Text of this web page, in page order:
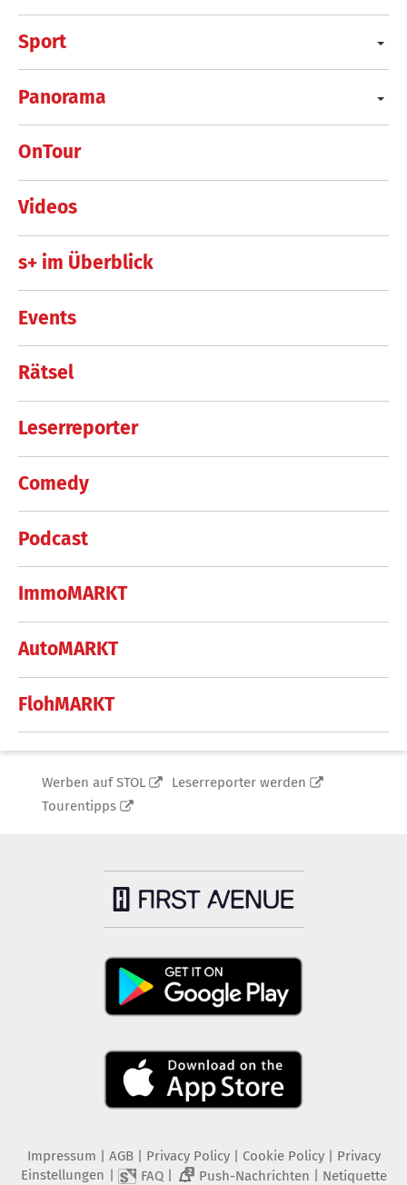
Sport
Panorama
OnTour
Videos
s+ im Überblick
Events
Rätsel
Leserreporter
Comedy
Podcast
ImmoMARKT
AutoMARKT
FlohMARKT
Werben auf STOL
Leserreporter werden
Tourentipps
Impressum AGB Privacy Policy| Cookie Policy| Privacy
Einstellungen
FAQ| 2 Push-Nachrichten Netiquette